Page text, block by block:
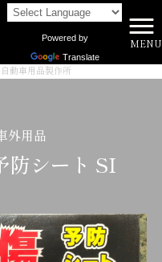
Powered by
Translate
MENU
商品一覧
>
動車用品製作所
外用品
防シート SI